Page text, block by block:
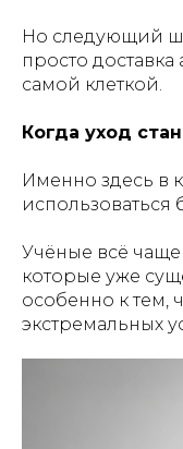
Но следующий
просто
самой клеткой.
Когда уход
Именно здесь в
использоваться
Учёные всё
которые уже
особенно к тем,
экстремальных